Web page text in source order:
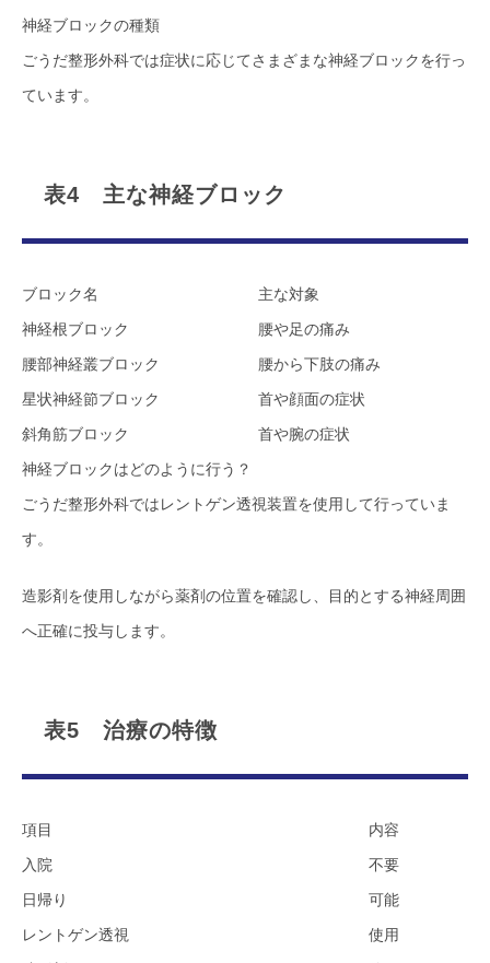
神経ブロックの種類
ごうだ整形外科では症状に応じてさまざまな神経ブロックを行っ
ています。
表4 主な神経ブロック
ブロック名
主な対象
神経根ブロック
腰や足の痛み
腰部神経叢ブロック
腰から下肢の痛み
星状神経節ブロック
首や顔面の症状
斜角筋ブロック
首や腕の症状
神経ブロックはどのように行う？
ごうだ整形外科ではレントゲン透視装置を使用して行っていま
す。
造影剤を使用しながら薬剤の位置を確認し、目的とする神経周囲
へ正確に投与します。
表5 治療の特徴
項目
内容
入院
不要
日帰り
可能
レントゲン透視
使用